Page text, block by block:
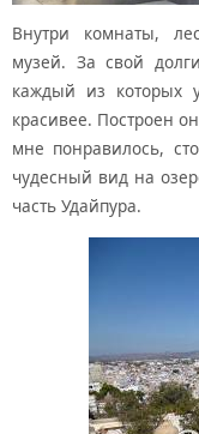
Внутри комнаты,
музей. За свой
каждый из которых
красивее. Построен
мне понравилось,
чудесный вид на
часть Удайпура.